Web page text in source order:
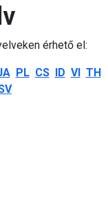
érhető el:
PL CS ID VI TH